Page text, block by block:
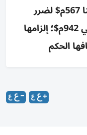
قاضٍ بنيو مكسيكو يغرم ميتا 567م$ لضرر
منصاتها على الأطفال؛ الإجمالي 942م$؛ إلزامها
الحكم